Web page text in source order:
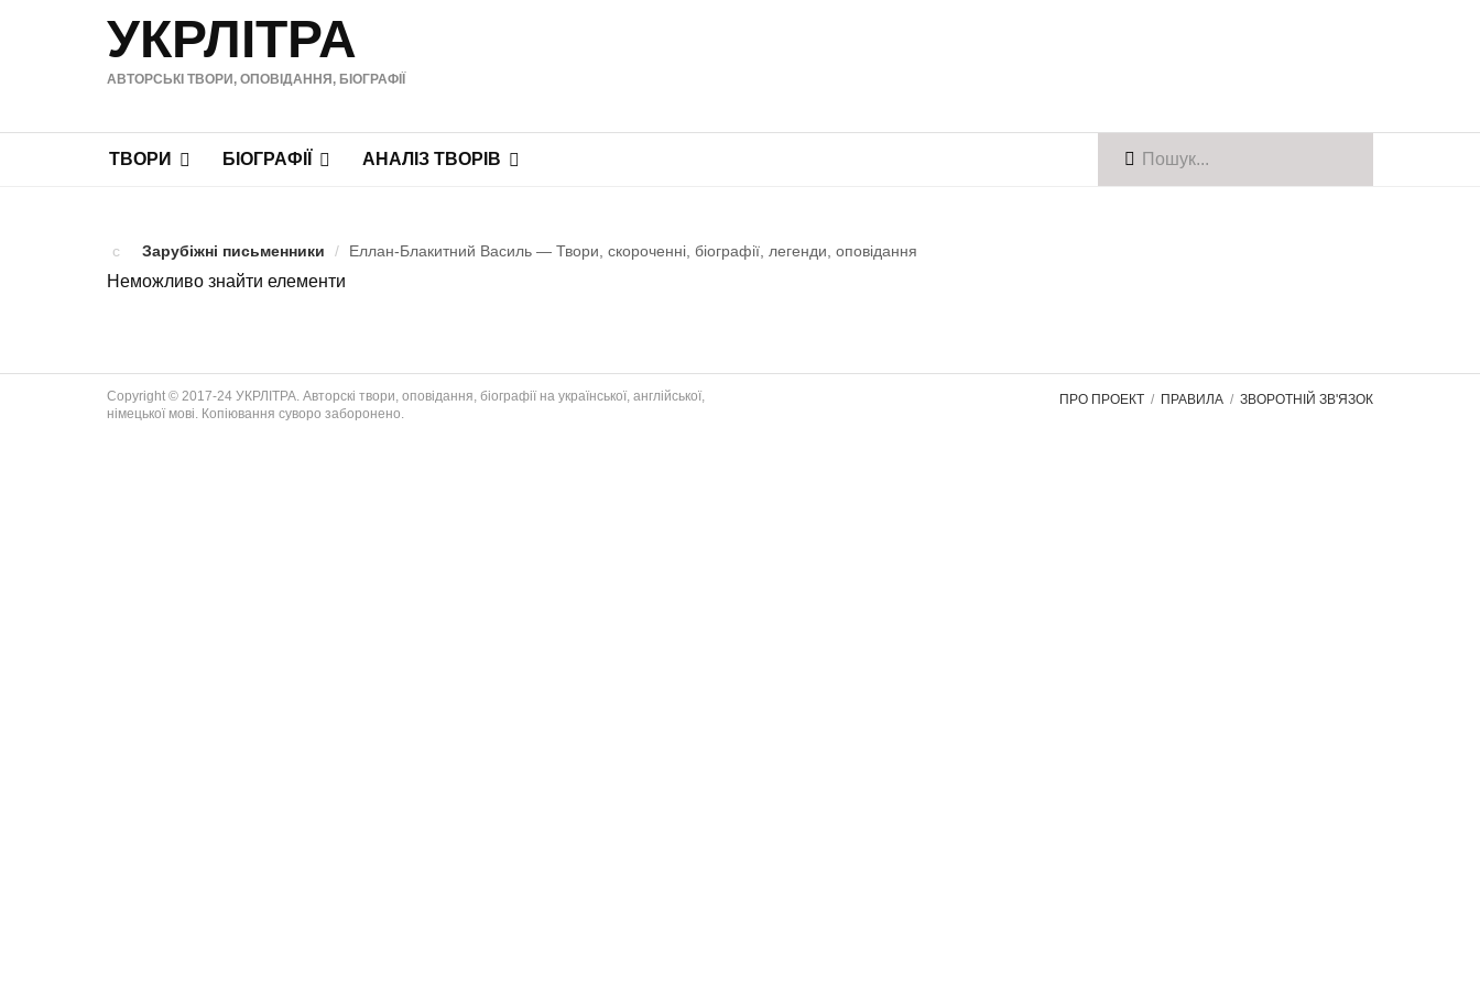
УКРЛІТРА
АВТОРСЬКІ ТВОРИ, ОПОВІДАННЯ, БІОГРАФІЇ
ТВОРИ БІОГРАФІЇ АНАЛІЗ ТВОРІВ
Зарубіжні письменники / Еллан-Блакитний Василь — Твори, скороченні, біографії, легенди, оповiдання
Неможливо знайти елементи
Copyright © 2017-24 УКРЛІТРА. Авторскі твори, оповідання, біографії на української, англійської,
німецької мові. Копіювання суворо заборонено.
ПРО ПРОЕКТ ПРАВИЛА ЗВОРОТНІЙ ЗВ'ЯЗОК